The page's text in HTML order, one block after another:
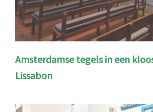
Amsterdamse tegels in een
Lissabon